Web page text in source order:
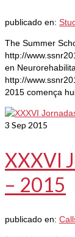
publicado en:
The Summer
http://
en
http://
2015 comença
3 Sep 2015
XXXVI
– 2015
publicado en: